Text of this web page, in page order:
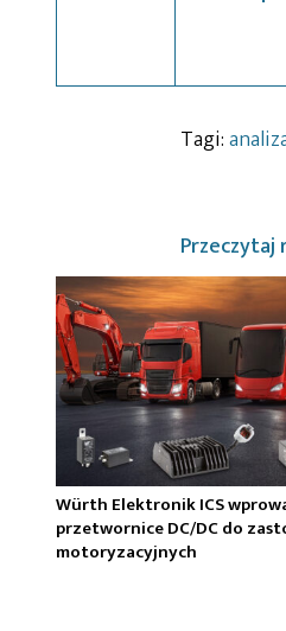
Tagi:
Przeczytaj
Würth Elektronik ICS
przetwornice DC/DC do
motoryzacyjnych